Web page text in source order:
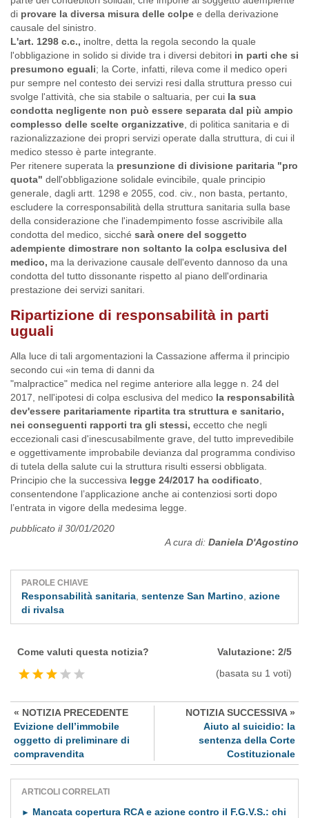
di provare la diversa misura delle colpe e della derivazione
causale del sinistro.
L'art. 1298 c.c., inoltre, detta la regola secondo la quale
l'obbligazione in solido si divide tra i diversi debitori in parti che si
presumono eguali; la Corte, infatti, rileva come il medico operi
pur sempre nel contesto dei servizi resi dalla struttura presso cui
svolge l'attività, che sia stabile o saltuaria, per cui la sua
condotta negligente non può essere separata dal più ampio
complesso delle scelte organizzative , di politica sanitaria e di
razionalizzazione dei propri servizi operate dalla struttura, di cui il
medico stesso è parte integrante.
Per ritenere superata la presunzione di divisione paritaria "pro
quota" dell'obbligazione solidale evincibile, quale principio
generale, dagli artt. 1298 e 2055, cod. civ., non basta, pertanto,
escludere la corresponsabilità della struttura sanitaria sulla base
della considerazione che l'inadempimento fosse ascrivibile alla
condotta del medico, sicché sarà onere del soggetto
adempiente dimostrare non soltanto la colpa esclusiva del
medico, ma la derivazione causale dell'evento dannoso da una
condotta del tutto dissonante rispetto al piano dell'ordinaria
prestazione dei servizi sanitari.
Ripartizione di responsabilità in parti
uguali
Alla luce di tali argomentazioni la Cassazione afferma il principio
secondo cui «in tema di danni da
"malpractice" medica nel regime anteriore alla legge n. 24 del
2017, nell'ipotesi di colpa esclusiva del medico la responsabilità
dev'essere paritariamente ripartita tra struttura e sanitario,
nei conseguenti rapporti tra gli stessi, eccetto che negli
eccezionali casi d'inescusabilmente grave, del tutto imprevedibile
e oggettivamente improbabile devianza dal programma condiviso
di tutela della salute cui la struttura risulti essersi obbligata.
Principio che la successiva legge 24/2017 ha codificato
consentendone l’applicazione anche ai contenziosi sorti dopo
l’entrata in vigore della medesima legge.
pubblicato il 30/01/2020
A cura di: Daniela D'Agostino
PAROLE CHIAVE
Responsabilità sanitaria sentenze San Martino azione
di rivalsa
Come valuti questa notizia? Valutazione: 2/5
(basata su 1 voti)
« NOTIZIA PRECEDENTE
Evizione dell’immobile
oggetto di preliminare di
compravendita
NOTIZIA SUCCESSIVA »
Aiuto al suicidio: la
sentenza della Corte
Costituzionale
ARTICOLI CORRELATI
► Mancata copertura RCA e azione contro il F.G.V.S.: chi